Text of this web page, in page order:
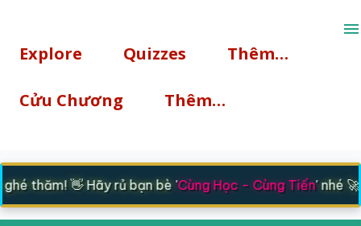
Explore Quizzes Thêm…
Cửu Chương Thêm…
thăm! 👋 Hãy rủ bạn bè 'Cùng Học - Cùng Tiến' nhé 🚀